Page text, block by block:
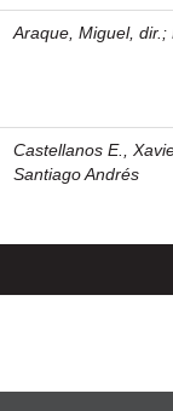
Araque, Miguel, dir. ;
Castellanos E.,
Santiago Andrés